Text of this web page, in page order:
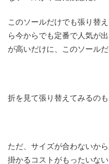
このソールだけでも張り替
ら今からでも定番で人気が
が高いだけに、このソール
折を見て張り替えてみるのも
ただ、サイズが合わないか
掛かるコストがもったいない